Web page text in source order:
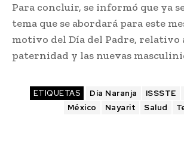
Para concluir, se informó que ya
tema que se abordará para este
motivo del Día del Padre, relativo
paternidad y las nuevas
ETIQUETAS Día Naranja ISSSTE
México
Nayarit Salud